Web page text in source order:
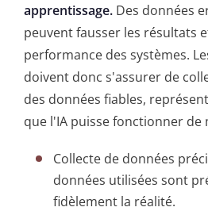
apprentissage. Des données
peuvent fausser les résultats
performance des systèmes.
doivent donc s'assurer de
des données fiables,
que l'IA puisse fonctionner de
Collecte de données
données utilisées sont
fidèlement la réalité.